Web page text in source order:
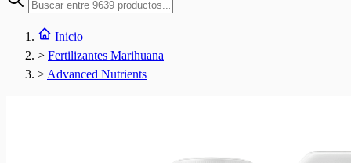
Inicio
> Fertilizantes Marihuana
> Advanced Nutrients